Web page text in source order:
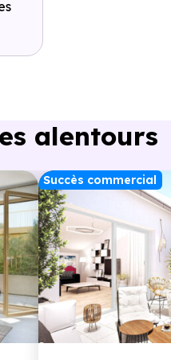
à 6.8 km,
alentours
Succès commercial